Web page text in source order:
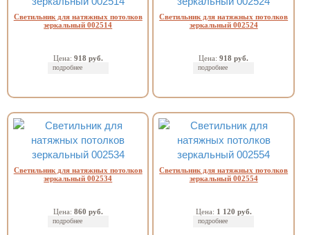
Светильник для натяжных потолков
зеркальный 002514
Цена: 918 руб.
подробнее
Светильник для натяжных потолков
зеркальный 002524
Цена:918 руб.
подробнее
Светильник для натяжных потолков
зеркальный 002534
Цена: 860 руб.
подробнее
Светильник для натяжных потолков
зеркальный 002554
Цена: 1 120 руб.
подробнее